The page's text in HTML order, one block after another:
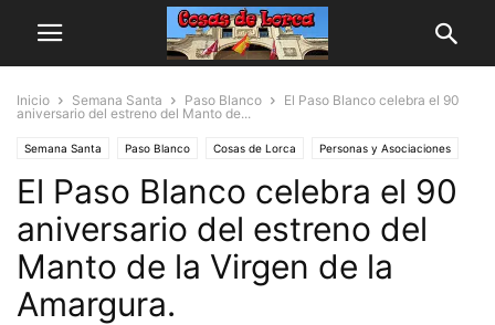
Inicio Semana Santa Paso Blanco
El Paso Blanco celebra el 90
aniversario del estreno del Manto de...
Semana Santa Paso Blanco Cosas de Lorca Personas y Asociaciones
El Paso Blanco celebra el 90
aniversario del estreno del
Manto de la Virgen de la
Amargura.